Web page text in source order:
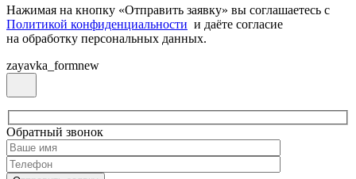
Нажимая на кнопку «Отправить заявку» вы соглашаетесь с
Политикой конфиденциальности и даёте согласие
на обработку персональных данных.
zayavka_formnew
Обратный звонок